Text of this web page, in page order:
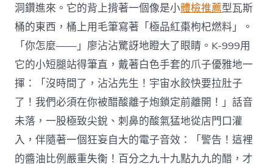
洞鑽進來。它的背上揹著一個像是小體檢推薦型瓦斯
桶的東西，桶上用毛筆寫著「極品紅棗枸杞燃料」。
「你怎麼——」廖沾沾驚訝地瞪大了眼睛。K-999用
它的小短腿站得筆直，戴著白色手套的爪子優雅地一
揮：「沒時間了，沾沾先生！宇宙水餃快要拉肚子
了！我們必須在你被醋酸離子炮鎖定前離開！」話音
未落，一股極致尖銳、刺鼻的酸氣猛地從店門口灌
入，伴隨著一個狂妄自大的電子音效：「警告！這裡
的醬油比例嚴重失衡！百分之九十九點九九的醋，才